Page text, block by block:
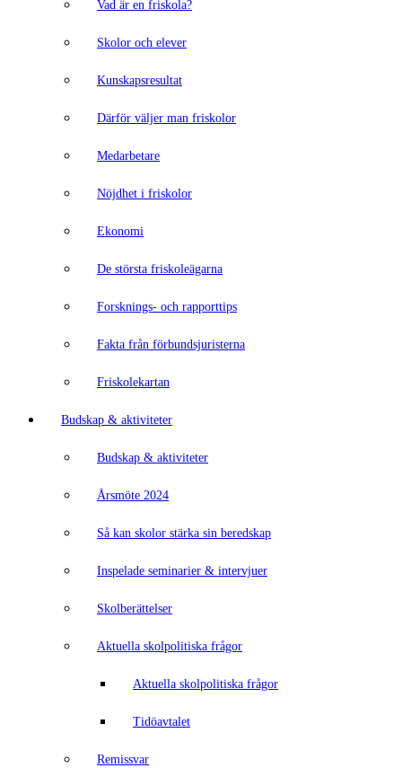
Vad är en friskola?
Skolor och elever
Kunskapsresultat
Därför väljer man friskolor
Medarbetare
Nöjdhet i friskolor
Ekonomi
De största friskoleägarna
Forsknings- och rapporttips
Fakta från förbundsjuristerna
Friskolekartan
Budskap & aktiviteter
Budskap & aktiviteter
Årsmöte 2024
Så kan skolor stärka sin beredskap
Inspelade seminarier & intervjuer
Skolberättelser
Aktuella skolpolitiska frågor
Aktuella skolpolitiska frågor
Tidöavtalet
Remissvar